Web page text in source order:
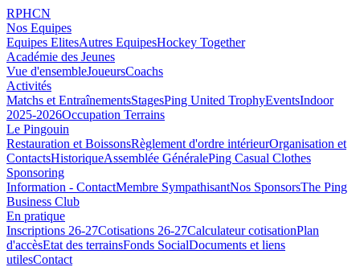
RPHCN
Nos Equipes
Equipes ElitesAutres EquipesHockey Together
Académie des Jeunes
Vue d'ensembleJoueursCoachs
Activités
Matchs et EntraînementsStagesPing United TrophyEventsIndoor
2025-2026Occupation Terrains
Le Pingouin
Restauration et BoissonsRèglement d'ordre intérieurOrganisation et
ContactsHistoriqueAssemblée GénéralePing Casual Clothes
Sponsoring
Information - ContactMembre SympathisantNos SponsorsThe Ping
Business Club
En pratique
Inscriptions 26-27Cotisations 26-27Calculateur cotisationPlan
d'accèsEtat des terrainsFonds SocialDocuments et liens
utilesContact